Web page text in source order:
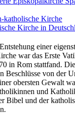
katholische Kirche
Kirche in
einer
war das Erste
in Rom stattfand.
Beschlüsse von der
obersten Gewalt
und
Bibel und der